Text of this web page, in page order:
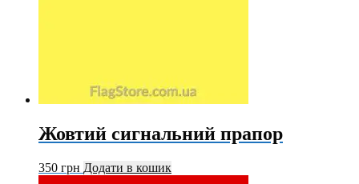
Жовтий сигнальний прапор
350 грн Додати в кошик